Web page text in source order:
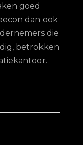
goed
dan ook
die
betrokken